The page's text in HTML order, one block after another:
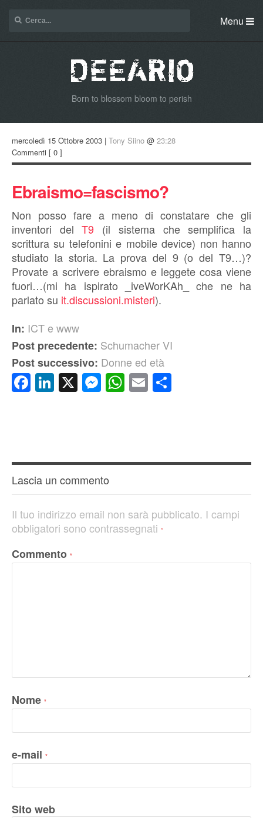
Menu
Born to blossom bloom to perish
mercoledì 15 Ottobre 2003 | Tony Siino @ 23:28
Commenti [ 0 ]
Ebraismo=fascismo?
Non posso fare a meno di constatare che gli
inventori delT9 (il sistema che semplifica la
scrittura su telefonini e mobile device) non hanno
studiato la storia. La prova del 9 (o del T9…)?
Provate a scrivere ebraismo e leggete cosa viene
fuori…(mi ha ispirato _iveWorKAh_ che ne ha
parlato su it.discussioni.misteri).
In: ICT e www
Post precedente: Schumacher VI
Post successivo: Donne ed età
Facebook
LinkedIn
X Messenger
WhatsApp
Email
Lascia un commento
Il tuo indirizzo email non sarà pubblicato. I campi
obbligatori sono contrassegnati *
Commento *
Nome *
e-mail *
Sito web